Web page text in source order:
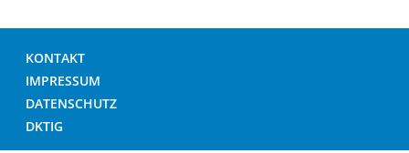
KONTAKT
IMPRESSUM
DATENSCHUTZ
DKTIG